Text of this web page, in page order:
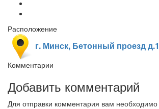
Расположение
г. Минск, Бетонный проезд д.1
Комментарии
Добавить комментарий
Для отправки комментария вам необходимо